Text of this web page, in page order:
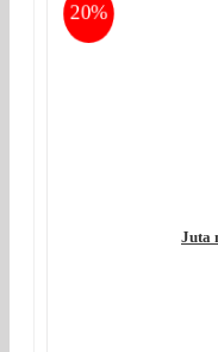
20%
Juta